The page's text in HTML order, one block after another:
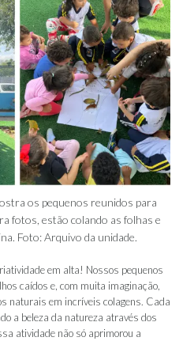
os pequenos reunidos para
fotos, estão colando as folhas e
Foto: Arquivo da unidade.
em alta! Nossos pequenos
caídos e, com muita imaginação,
naturais em incríveis colagens. Cada
a beleza da natureza através dos
atividade não só aprimorou a